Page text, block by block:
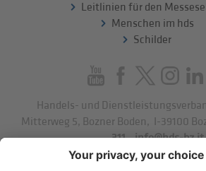
Leitlinien für den
Menschen im hds
Schilder
Handels- und
Mitterweg 5, Bozner Boden
I-39100
311.info@hds-bz.it
Impressum